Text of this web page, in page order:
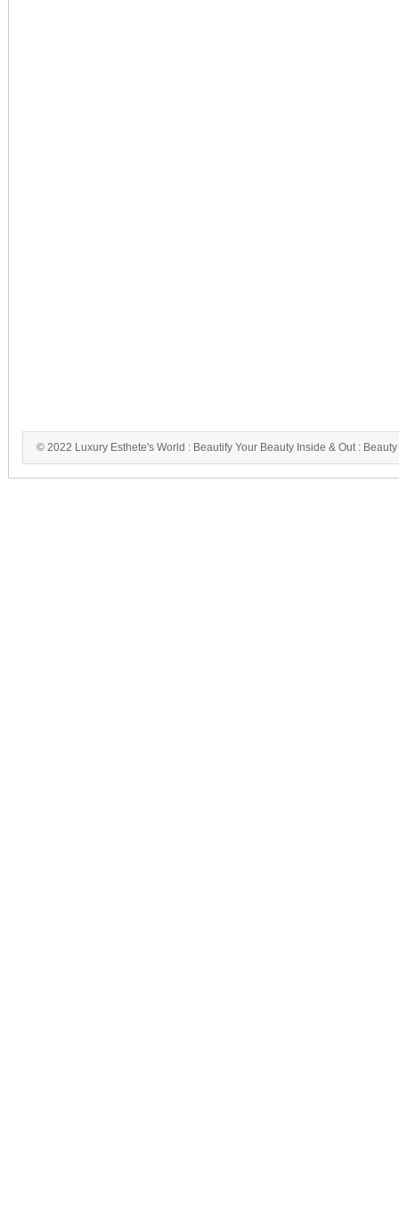
© 2022 Luxury Esthete's World : Beautify Your Beauty Inside & Out :